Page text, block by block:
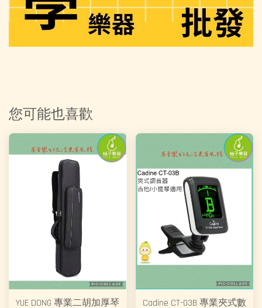
您可能也喜歡
YUE DONG 專業二胡加厚琴
Cadine CT-03B 專業夾式數